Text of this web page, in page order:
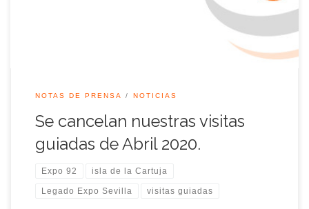
NOTAS DE PRENSA NOTICIAS
Se cancelan nuestras visitas
guiadas de Abril 2020.
Expo 92 isla de la Cartuja
Legado Expo Sevilla visitas guiadas